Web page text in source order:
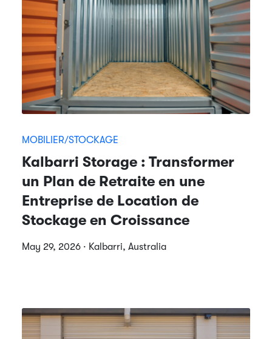
MOBILIER/STOCKAGE
Kalbarri Storage : Transformer
un Plan de Retraite en une
Entreprise de Location de
Stockage en Croissance
May 29, 2026 · Kalbarri, Australia